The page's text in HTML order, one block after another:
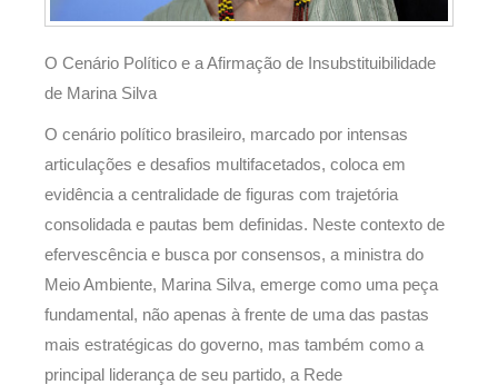
O Cenário Político e a Afirmação de Insubstituibilidade
de Marina Silva
O cenário político brasileiro, marcado por intensas
articulações e desafios multifacetados, coloca em
evidência a centralidade de figuras com trajetória
consolidada e pautas bem definidas. Neste contexto de
efervescência e busca por consensos, a ministra do
Meio Ambiente, Marina Silva, emerge como uma peça
fundamental, não apenas à frente de uma das pastas
mais estratégicas do governo, mas também como a
principal liderança de seu partido, a Rede